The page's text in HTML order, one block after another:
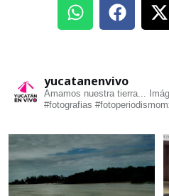
yucatanenvivo
Amamos nuestra tierra...
#fotografias